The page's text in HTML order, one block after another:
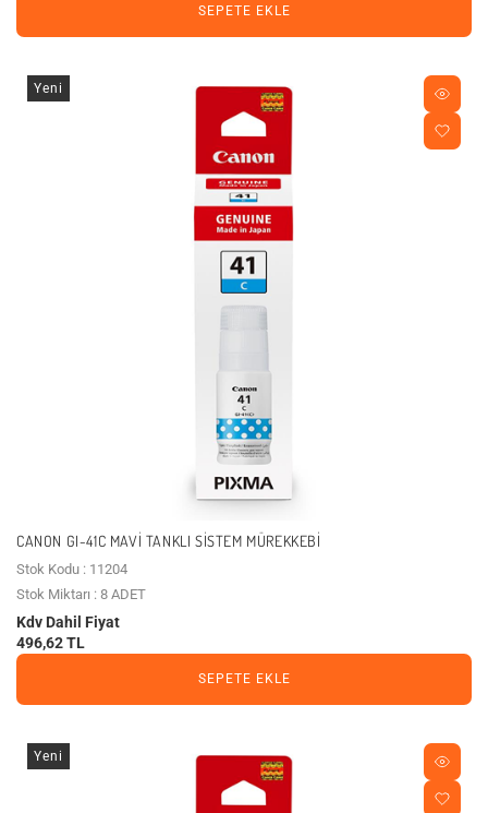
SEPETE EKLE
Yeni
CANON GI-41C MAVI TANKLI SISTEM MÜREKKEBI
Stok Kodu : 11204
Stok Miktarı : 8 ADET
Kdv Dahil Fiyat
496,62 TL
SEPETE EKLE
Yeni